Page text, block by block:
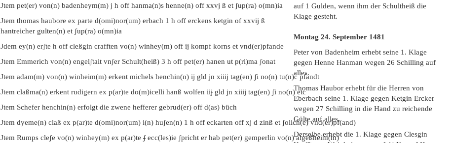
Jtem pet(er) von(n) badenheym(m) j h off hanma(n)s henne(n) off xxvj ß et ʃup(ra) o(mn)ia
Jtem thomas haubore ex parte d(omi)nor(um) erbach 1 h off erckens ketgin of xxvij ß
hantreicher gulten(n) et ʃup(ra) o(mn)ia
Jdem ey(n) erʃte h off cleßgin crafften vo(n) winhey(m) off iɉ kompf korns et vnd(er)pfande
Jtem Emmerich von(n) engelʃtait vnʃer Schult(heiß) 3 h off pet(er) hanen ut p(ri)ma ʃonat
Jtem adam(m) von(n) winheim(m) erkent michels henchin(n) ij gld jn xiiij tag(en) ʃi no(n) tu(n)c pfandt
Jtem claßma(n) erkent rudigern ex p(ar)te do(m)icelli hanß wolfen iiɉ gld jn xiiij tag(en) ʃi no(n) etc
Jtem Schefer henchin(n) erfolgt die zwene hefferer gebrud(er) off d(as) büch
Jtem dyeme(n) claß ex p(ar)te d(omi)nor(um) i(n) huʃen(n) 1 h off eckarten off xj d zinß et ʃolich(e) vnd(er)pf(and)
Jtem Rumps cleʃe vo(n) winhey(m) ex p(ar)te ʃecc(les)ie ʃpricht er hab pet(er) gemperlin vo(n) algeßheim(m)
auf 1 Gulden, wenn ihm der Schultheiß die
Klage gesteht.
Montag 24. September 1481
Peter von Badenheim erhebt seine 1. Klage
gegen Henne Hanman wegen 26 Schilling auf
alles.
Thomas Haubor erhebt für die Herren von
Eberbach seine 1. Klage gegen Ketgin Ercker
wegen 27 Schilling in die Hand zu reichende
Gülte auf alles.
Derselbe erhebt die 1. Klage gegen Clesgin